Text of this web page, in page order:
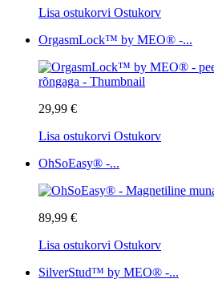
Lisa ostukorvi Ostukorv
OrgasmLock™ by MEO® -...
29,99 €
Lisa ostukorvi Ostukorv
OhSoEasy® -...
89,99 €
Lisa ostukorvi Ostukorv
SilverStud™ by MEO® -...